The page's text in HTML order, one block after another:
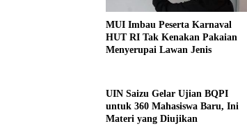
MUI Imbau Peserta Karnaval
HUT RI Tak Kenakan Pakaian
Menyerupai Lawan Jenis
UIN Saizu Gelar Ujian BQPI
untuk 360 Mahasiswa Baru, Ini
Materi yang Diujikan